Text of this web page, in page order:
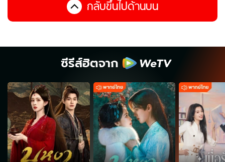
กลับขึ้นไปด้านบน
ซีรีส์ฮิตจาก